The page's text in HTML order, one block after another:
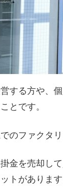
する方や、
とです。
のファクタ
金を売却し
トがあります